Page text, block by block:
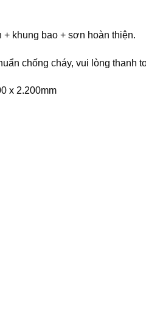
khung bao + sơn hoàn thiện.
chống cháy, vui lòng thanh
x 2.200mm